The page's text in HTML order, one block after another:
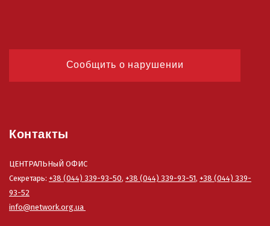
Сообщить о нарушении
Контакты
ЦЕНТРАЛЬНыЙ ОФИС
Секретарь: +38 (044) 339-93-50, +38 (044) 339-93-51, +38 (044) 339-
93-52
info@network.org.ua